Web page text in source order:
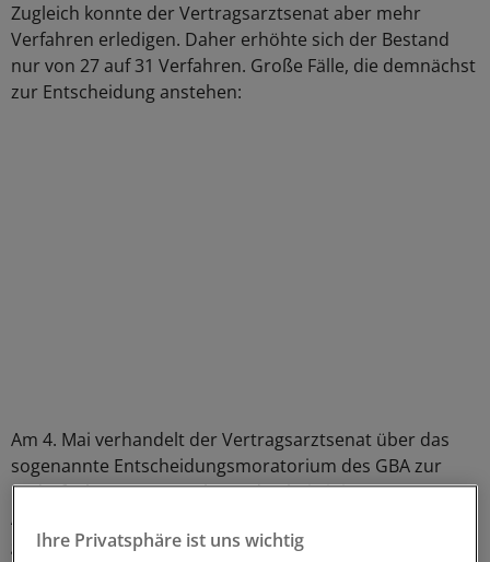
Zugleich konnte der Vertragsarztsenat aber mehr
Verfahren erledigen. Daher erhöhte sich der Bestand
nur von 27 auf 31 Verfahren. Große Fälle, die demnächst
zur Entscheidung anstehen:
Am 4. Mai verhandelt der Vertragsarztsenat über das
sogenannte Entscheidungsmoratorium des GBA zur
Bedarfsplanung. Danach wurden bei einigen
Arztgruppen Neuzulassungen ab 2013 ausgesetzt, bis
geklärt ist, ob eine Überversorgung besteht.
Ihre Privatsphäre ist uns wichtig